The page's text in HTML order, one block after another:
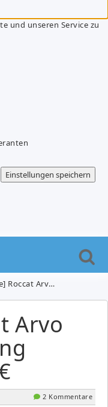
und unseren Service zu
Einstellungen speichern
Compact Gaming Tastatur für 23€
Arvo
2 Kommentare